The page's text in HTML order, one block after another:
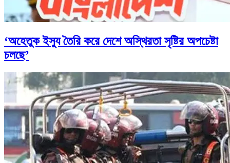
‘অহেতুক ইস্যু তৈরি করে দেশে অস্থিরতা সৃষ্টির অপচেষ্টা
চলছে’